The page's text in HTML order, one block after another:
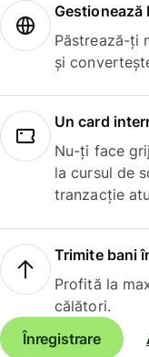
Gestionează
Păstrează-ți
și
Un card
Nu-ți face
la cursul de
tranzacție
Trimite bani
Profită la
călători.
Înregistrare